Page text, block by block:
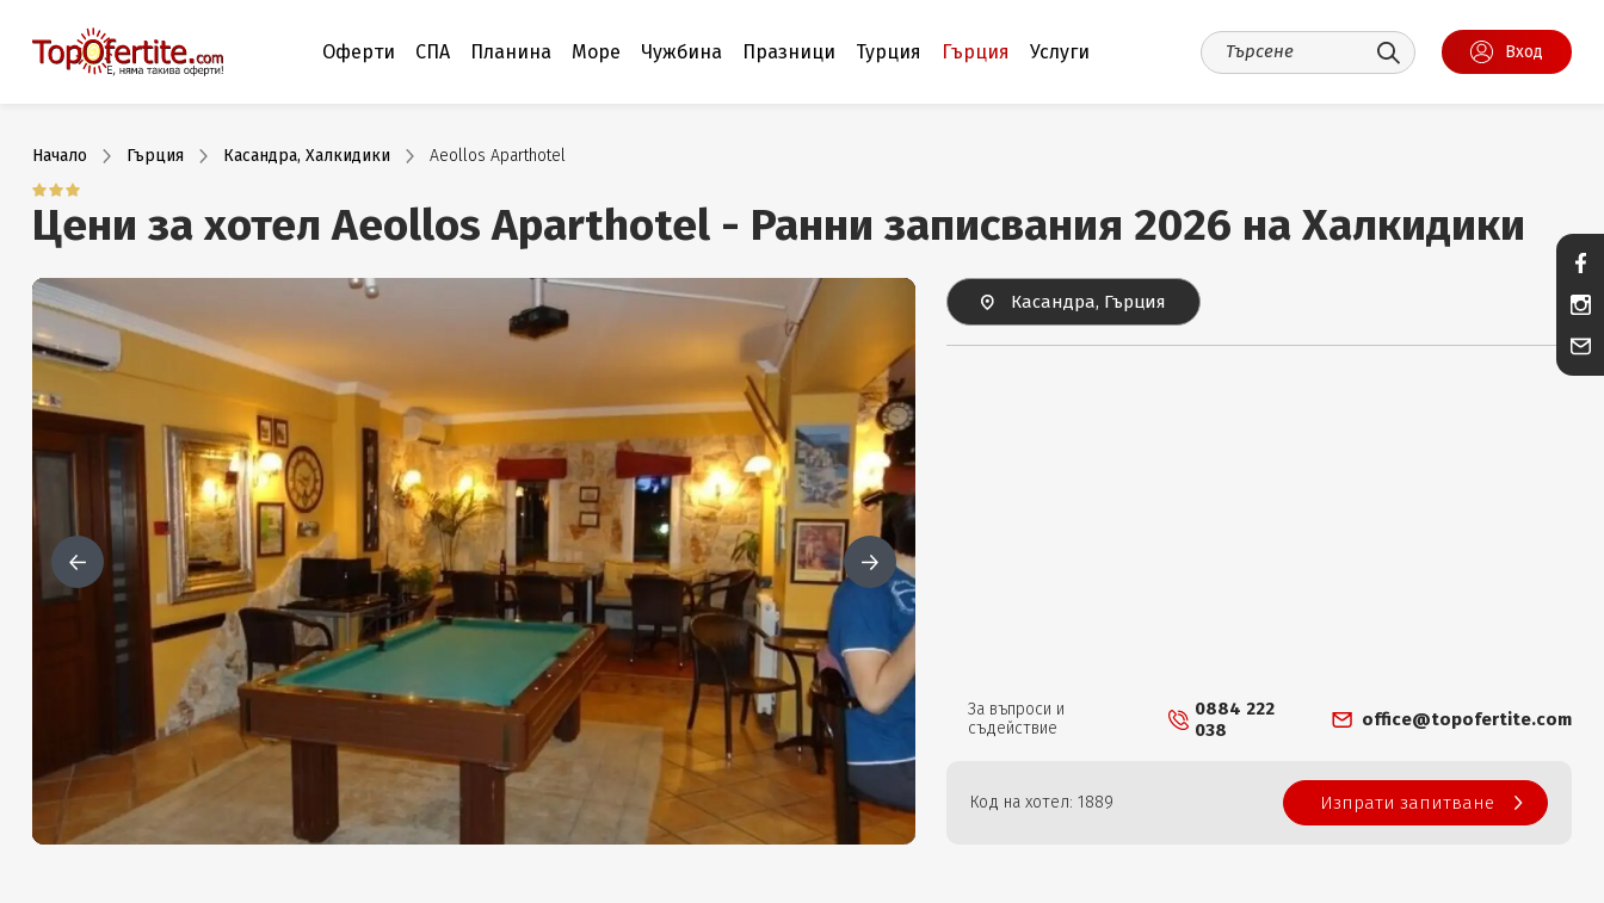
Оферти СПА Планина Море Чужбина Празници Турция Гърция Услуги Вход
Начало Гърция Касандра, Халкидики Aeollos Aparthotel
Цени за хотел Aeollos Aparthotel - Ранни записвания 2026 на Халкидики
Касандра, Гърция
За въпроси и
съдействие
0884 222
038
office@topofertite.com
Код на хотел: 1889 Изпрати запитване